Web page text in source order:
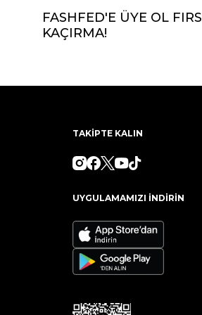
FASHFED'E ÜYE OL
KAÇIRMA!
TAKİPTE KALIN
UYGULAMAMIZI İNDİRİN